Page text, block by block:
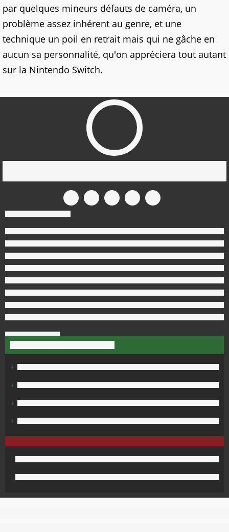
par quelques mineurs défauts de caméra, un
problème assez inhérent au genre, et une
technique un poil en retrait mais qui ne gâche en
aucun sa personnalité, qu'on appréciera tout autant
sur la Nintendo Switch.
+
+
+
+
-
-